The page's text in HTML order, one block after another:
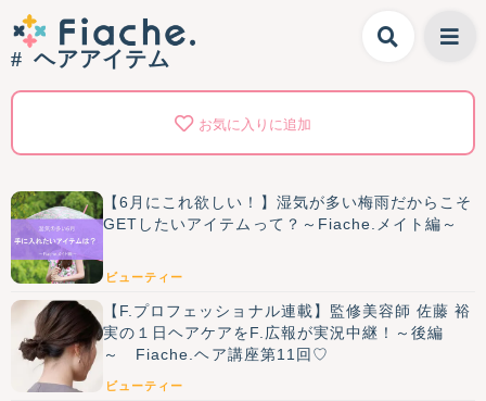
ヘアアイテム
お気に入りに追加
【6月にこれ欲しい！】湿気が多い梅雨だからこそ
GETしたいアイテムって？～Fiache.メイト編～
ビューティー
【F.プロフェッショナル連載】監修美容師 佐藤 裕
実の１日ヘアケアをF.広報が実況中継！～後編
～ Fiache.ヘア講座第11回♡
ビューティー